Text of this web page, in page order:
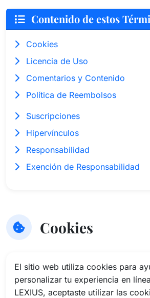
Contenido de estos
Cookies
Licencia de Uso
Comentarios y Contenido
Política de Reembolsos
Suscripciones
Hipervínculos
Responsabilidad
Exención de Responsabilidad
Cookies
El sitio web utiliza cookies para
personalizar tu experiencia en
LEXIUS, aceptaste utilizar las